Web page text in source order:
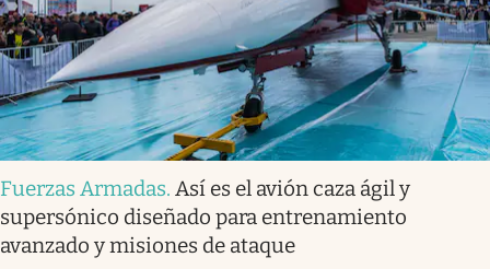
Fuerzas Armadas. Así es el avión caza ágil y
supersónico diseñado para entrenamiento
avanzado y misiones de ataque